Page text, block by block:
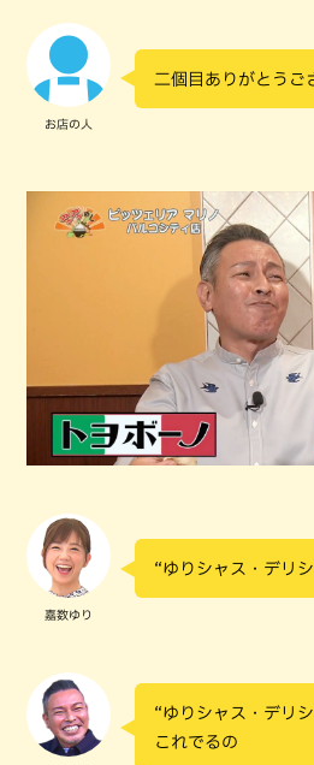
お店の人
二個目ありがとうご
嘉数ゆり
“ゆりシャス・デリ
“ゆりシャス・デリ
これでるの